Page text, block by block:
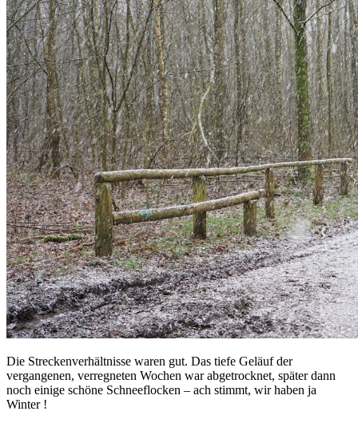
Die Streckenverhältnisse waren gut. Das tiefe Geläuf der
vergangenen, verregneten Wochen war abgetrocknet, später dann
noch einige schöne Schneeflocken – ach stimmt, wir haben ja
Winter !